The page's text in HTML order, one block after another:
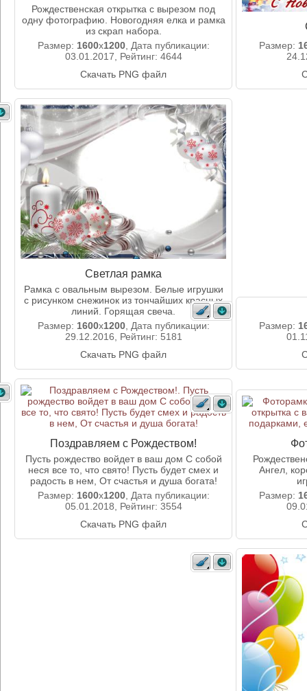
Рождественская открытка с вырезом под
одну фотографию. Новогодняя елка и рамка
из скрап набора.
Размер: 1600x1200, Дата публикации:
03.01.2017, Рейтинг: 4644
Скачать PNG файл
Размер:
Светлая рамка
Рамка с овальным вырезом. Белые игрушки
с рисунком снежинок из тончайших красных
линий. Горящая свеча.
Размер: 1600x1200, Дата публикации:
29.12.2016, Рейтинг: 5181
Скачать PNG файл
Размер:
Поздравляем с Рождеством!
Пусть рождество войдет в ваш дом С собой
неся все то, что свято! Пусть будет смех и
радость в нем, От счастья и душа богата!
Размер: 1600x1200, Дата публикации:
05.01.2018, Рейтинг: 3554
Скачать PNG файл
Ангел,
Размер: